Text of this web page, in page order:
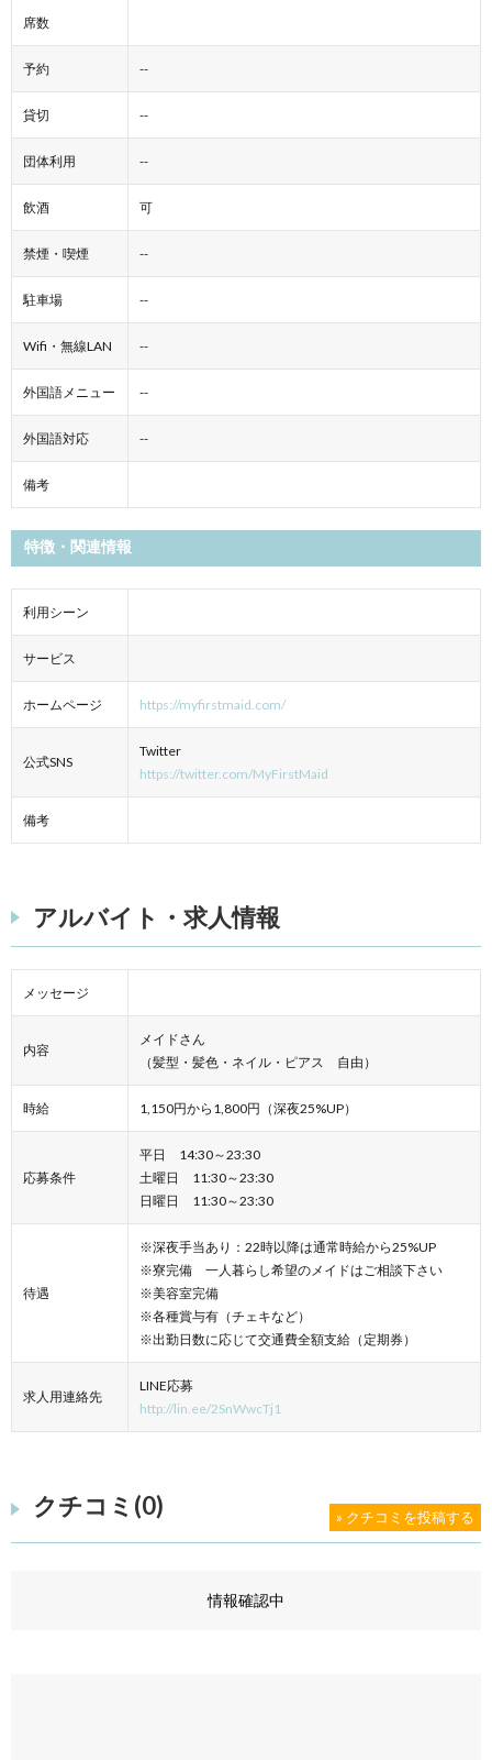
席数
予約 --
貸切 --
団体利用 --
飲酒 可
禁煙・喫煙 --
駐車場 --
Wifi・無線LAN --
外国語メニュー --
外国語対応 --
備考
特徴・関連情報
利用シーン
サービス
ホームページ https://myfirstmaid.com/
公式SNS
Twitter
https://twitter.com/MyFirstMaid
備考
アルバイト・求人情報
メッセージ
内容
メイドさん
（髪型・髪色・ネイル・ピアス 自由）
時給 1,150円から1,800円（深夜25%UP）
応募条件
平日 14:30～23:30
土曜日 11:30～23:30
日曜日 11:30～23:30
待遇
※深夜手当あり：22時以降は通常時給から25%UP
※寮完備 一人暮らし希望のメイドはご相談下さい
※美容室完備
※各種賞与有（チェキなど）
※出勤日数に応じて交通費全額支給（定期券）
求人用連絡先
LINE応募
http://lin.ee/2SnWwcTj1
クチコミ(0) » クチコミを投稿する
情報確認中